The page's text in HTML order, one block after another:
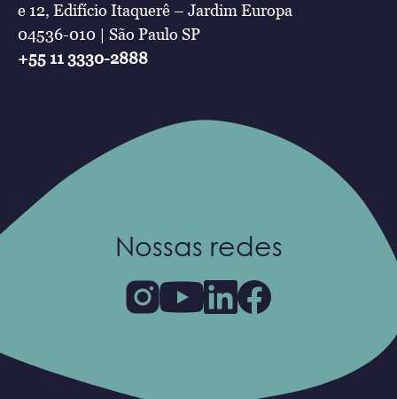
e 12, Edifício Itaquerê – Jardim Europa
04536-010 | São Paulo SP
+55 11 3330-2888
Nossas redes